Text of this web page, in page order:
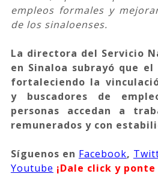
empleos formales y
de los sinaloenses.
La directora del Servicio
en Sinaloa subrayó que
fortaleciendo la
y buscadores de
personas accedan a
remunerados y con
Síguenos en Facebook,
Youtube ¡Dale click y